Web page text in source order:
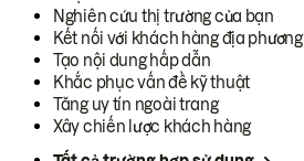
Nghiên cứu thị trường của bạn
Kết nối với khách hàng địa phương
Tạo nội dung hấp dẫn
Khắc phục vấn đề kỹ thuật
Tăng uy tín ngoài trang
Xây chiến lược khách hàng